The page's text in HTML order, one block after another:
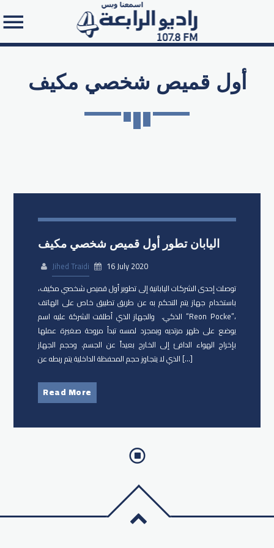
أول قميص شخصي مكيف
اليابان تطور أول قميص شخصي مكيف
Jihed Traidi
16 July 2020
توصلت إحدى الشركات اليابانية إلى تطوير أول قميص شخصي مكيف،
باستخدام جهاز يتم التحكم به عن طريق تطبيق خاص على ​الهاتف
الذكي. والجهاز الذي أطلقت الشركة عليه اسم “Reon Pocke”،
يوضع على ظهر مرتديه وبمجرد لمسه تبدأ مروحة صغيرة عملها
بإخراج الهواء الدافئ إلى الخارج بعيداً عن الجسم. وحجم الجهاز
الذي لا يتجاوز حجم المحفظة الداخلية يتم ربطه عن […]
Read More